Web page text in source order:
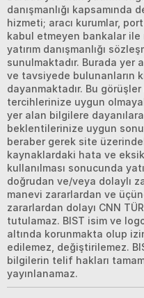
danışmanlığı kapsamında
hizmeti; aracı kurumlar,
kabul etmeyen bankalar ile
yatırım danışmanlığı
sunulmaktadır. Burada yer
ve tavsiyede bulunanların
dayanmaktadır. Bu
tercihlerinize uygun
yer alan bilgilere
beklentilerinize uygun
beraber gerek site
kaynaklardaki hata ve
kullanılması sonucunda
doğrudan ve/veya dolaylı
manevi zararlardan ve
zararlardan dolayı CNN
tutulamaz. BIST isim ve
altında korunmakta olup
edilemez, değiştirilemez.
bilgilerin telif hakları
yayınlanamaz.